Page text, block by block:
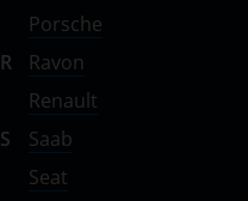
Porsche
R
Ravon
Renault
S
Saab
Seat